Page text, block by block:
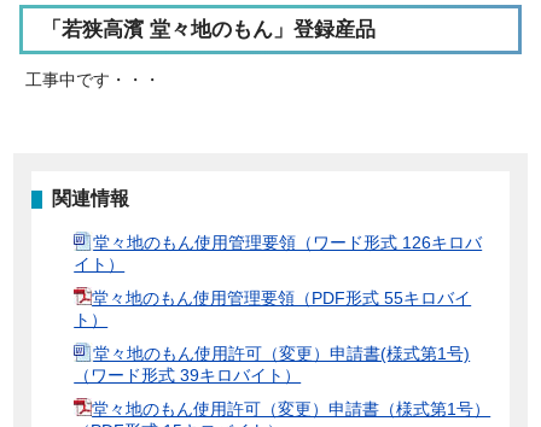
「若狭高濱 堂々地のもん」登録産品
工事中です・・・
関連情報
堂々地のもん使用管理要領（ワード形式 126キロバ
イト）
堂々地のもん使用管理要領（PDF形式 55キロバイ
ト）
堂々地のもん使用許可（変更）申請書(様式第1号)
（ワード形式 39キロバイト）
堂々地のもん使用許可（変更）申請書（様式第1号）